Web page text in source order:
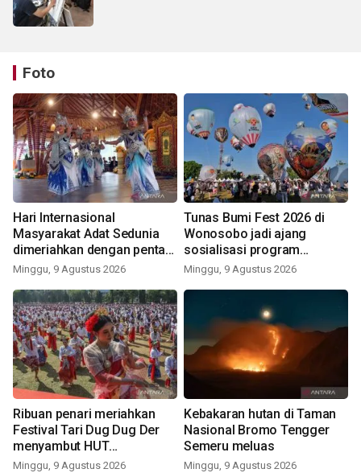
Foto
Hari Internasional
Masyarakat Adat Sedunia
dimeriahkan dengan pentas
seni budaya Bali
Minggu, 9 Agustus 2026
Tunas Bumi Fest 2026 di
Wonosobo jadi ajang
sosialisasi program
pemerintah lewat balon
Minggu, 9 Agustus 2026
Ribuan penari meriahkan
Festival Tari Dug Dug Der
menyambut HUT
Kemerdekaan
Minggu, 9 Agustus 2026
Kebakaran hutan di Taman
Nasional Bromo Tengger
Semeru meluas
Minggu, 9 Agustus 2026